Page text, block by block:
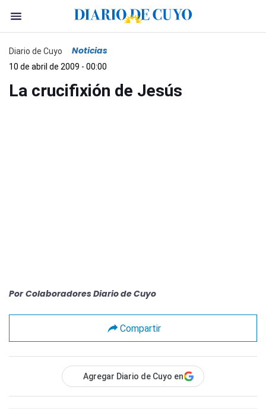
Diario de Cuyo Noticias
10 de abril de 2009 - 00:00
La crucifixión de Jesús
Por Colaboradores Diario de Cuyo
Compartir
Agregar Diario de Cuyo en